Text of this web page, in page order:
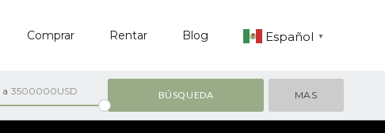
Comprar Rentar Blog Español ▼
a 3500000USD MAS